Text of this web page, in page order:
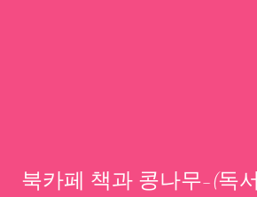
북카페 책과 콩나무-(독